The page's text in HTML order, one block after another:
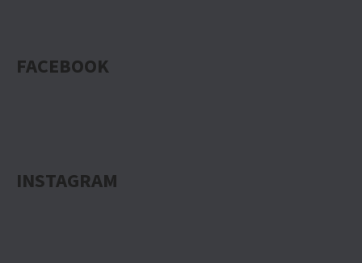
FACEBOOK
INSTAGRAM